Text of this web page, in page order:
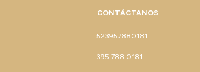
CONTÁCTANOS
523957880181
395 788 0181